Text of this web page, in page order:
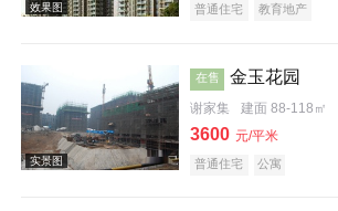
普通住宅 教育地产
在售 金玉花园
谢家集 建面 88-118㎡
3600 元/平米
普通住宅 公寓